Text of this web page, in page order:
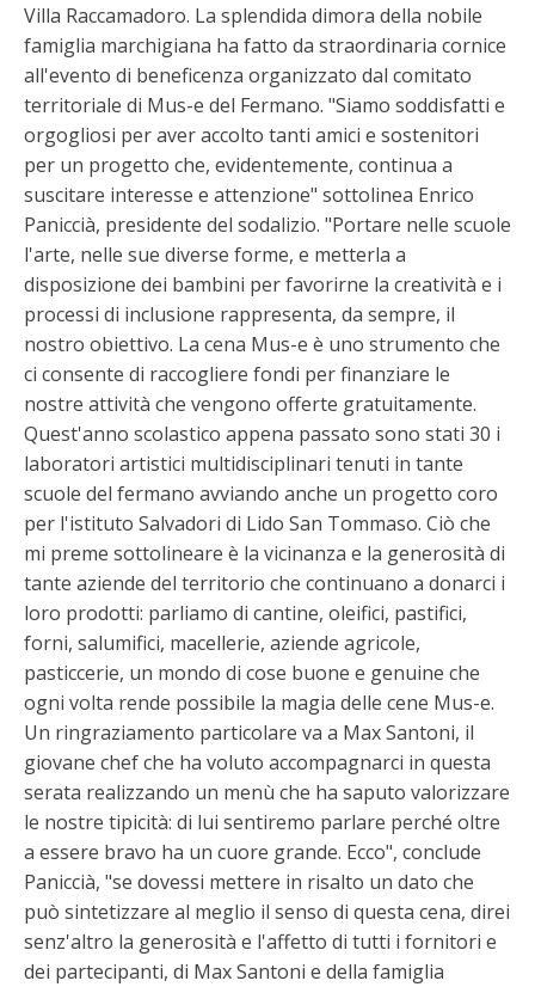
Villa Raccamadoro. La splendida dimora della nobile
famiglia marchigiana ha fatto da straordinaria cornice
all'evento di beneficenza organizzato dal comitato
territoriale di Mus-e del Fermano. "Siamo soddisfatti e
orgogliosi per aver accolto tanti amici e sostenitori
per un progetto che, evidentemente, continua a
suscitare interesse e attenzione" sottolinea Enrico
Paniccià, presidente del sodalizio. "Portare nelle scuole
l'arte, nelle sue diverse forme, e metterla a
disposizione dei bambini per favorirne la creatività e i
processi di inclusione rappresenta, da sempre, il
nostro obiettivo. La cena Mus-e è uno strumento che
ci consente di raccogliere fondi per finanziare le
nostre attività che vengono offerte gratuitamente.
Quest'anno scolastico appena passato sono stati 30 i
laboratori artistici multidisciplinari tenuti in tante
scuole del fermano avviando anche un progetto coro
per l'istituto Salvadori di Lido San Tommaso. Ciò che
mi preme sottolineare è la vicinanza e la generosità di
tante aziende del territorio che continuano a donarci i
loro prodotti: parliamo di cantine, oleifici, pastifici,
forni, salumifici, macellerie, aziende agricole,
pasticcerie, un mondo di cose buone e genuine che
ogni volta rende possibile la magia delle cene Mus-e.
Un ringraziamento particolare va a Max Santoni, il
giovane chef che ha voluto accompagnarci in questa
serata realizzando un menù che ha saputo valorizzare
le nostre tipicità: di lui sentiremo parlare perché oltre
a essere bravo ha un cuore grande. Ecco", conclude
Paniccià, "se dovessi mettere in risalto un dato che
può sintetizzare al meglio il senso di questa cena, direi
senz'altro la generosità e l'affetto di tutti i fornitori e
dei partecipanti, di Max Santoni e della famiglia